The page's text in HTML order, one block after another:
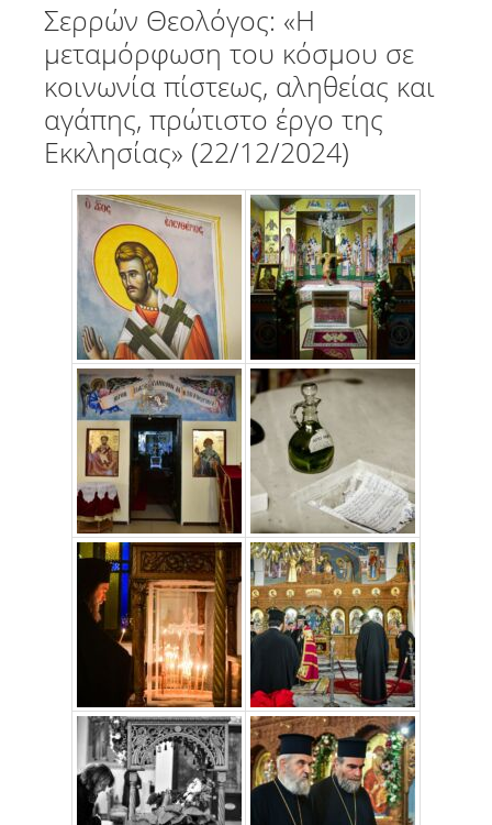
Σερρών Θεολόγος: «Η
μεταμόρφωση του κόσμου σε
κοινωνία πίστεως, αληθείας και
αγάπης, πρώτιστο έργο της
Εκκλησίας» (22/12/2024)